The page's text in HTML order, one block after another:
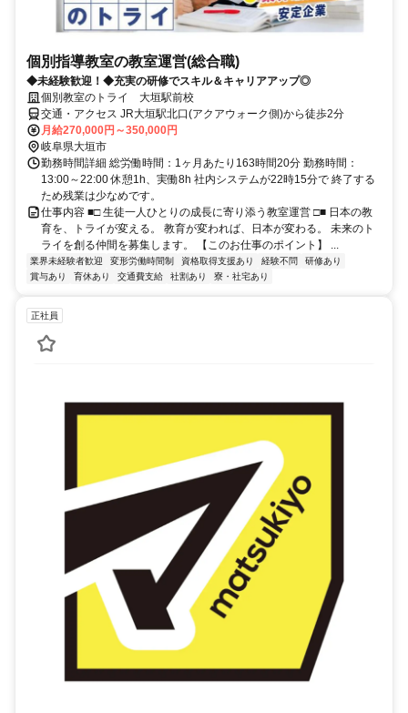
個別指導教室の教室運営(総合職)
◆未経験歓迎！◆充実の研修でスキル＆キャリアアップ◎
個別教室のトライ 大垣駅前校
交通・アクセス JR大垣駅北口(アクアウォーク側)から徒歩2分
月給270,000円～350,000円
岐阜県大垣市
勤務時間詳細 総労働時間：1ヶ月あたり163時間20分 勤務時間：
13:00～22:00 休憩1h、実働8h 社内システムが22時15分で 終了する
ため残業は少なめです。
仕事内容 ■□ 生徒一人ひとりの成長に寄り添う教室運営 □■ 日本の教
育を、トライが変える。 教育が変われば、日本が変わる。 未来のト
ライを創る仲間を募集します。 【このお仕事のポイント】 ...
業界未経験者歓迎 変形労働時間制 資格取得支援あり 経験不問
研修あり
賞与あり
育休あり 交通費支給 社割あり 寮・社宅あり
正社員